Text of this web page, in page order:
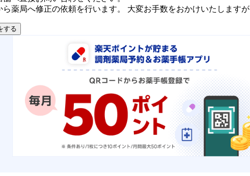
薬局へ修正の依頼を行います。 大変お手数をおかけいたします
する